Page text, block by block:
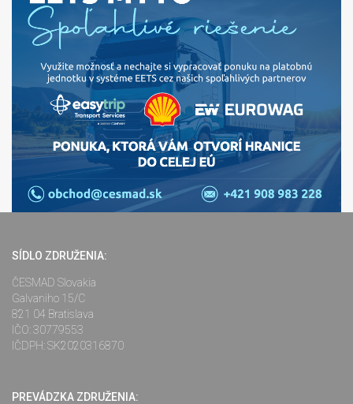
SÍDLO ZDRUŽENIA:
ČESMAD Slovakia
Galvaniho 15/C
821 04 Bratislava
IČO: 30779553
IČDPH: SK2020316870
PREVÁDZKA ZDRUŽENIA: